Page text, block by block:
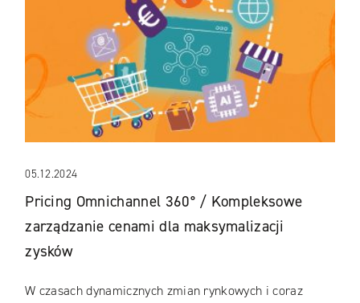
05.12.2024
Pricing Omnichannel 360° / Kompleksowe
zarządzanie cenami dla maksymalizacji
zysków
W czasach dynamicznych zmian rynkowych i coraz